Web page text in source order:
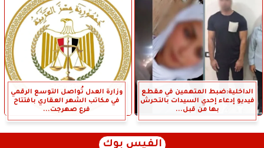
الداخلية:ضبط المتهمين في مقطع
فيديو إدعاء إحدي السيدات بالتحرش
بها من قبل...
وزارة العدل تُواصل التوسع الرقمي
في مكاتب الشهر العقاري بافتتاح
فرع صهرجت...
الفيس بوك